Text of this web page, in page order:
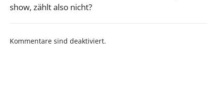
show, zählt also nicht?
Kommentare sind deaktiviert.